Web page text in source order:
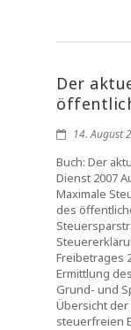
Der
14. August
Buch: Der
Dienst 2007
Maximale
des
Freibetrages
Ermittlung
Grund- und
Übersicht
steuerfreien